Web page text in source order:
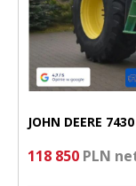
JOHN DEERE
118 850 PLN